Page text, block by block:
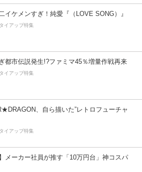
イケメンすぎ！純愛『（LOVE SONG）』
イアップ特集
都市伝説発生!?ファミマ45％増量作戦再来
イアップ特集
、自ら描いた”レトロフューチャ
イアップ特集
】メーカー社員が推す「10万円台」神コスパ